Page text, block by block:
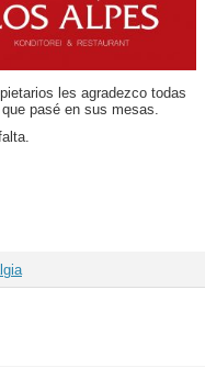
les agradezco todas
pasé en sus mesas.